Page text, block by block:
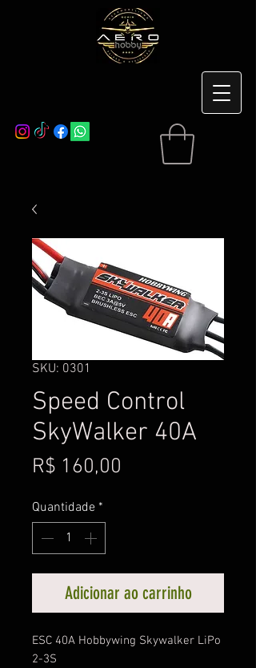
SKU: 0301
Speed Control
SkyWalker 40A
R$ 160,00
Quantidade *
Adicionar ao carrinho
ESC 40A Hobbywing Skywalker LiPo
2-3S